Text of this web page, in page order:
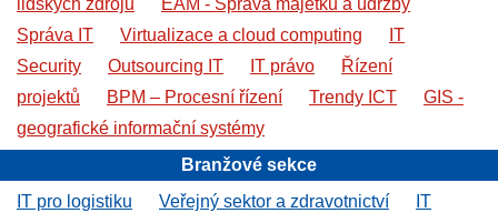
lidských zdrojů
EAM - Správa majetku a údržby
Správa IT
Virtualizace a cloud computing
IT
Security
Outsourcing IT IT právo
Řízení
projektů
BPM – Procesní řízení Trendy ICT
GIS -
geografické informační systémy
Branžové sekce
IT pro logistiku
Veřejný sektor a zdravotnictví
IT